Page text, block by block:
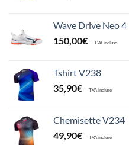
Wave Drive Neo 4
150,00€ TVA incluse
Tshirt V238
35,90€ TVA incluse
Chemisette V234
49,90€ TVA incluse